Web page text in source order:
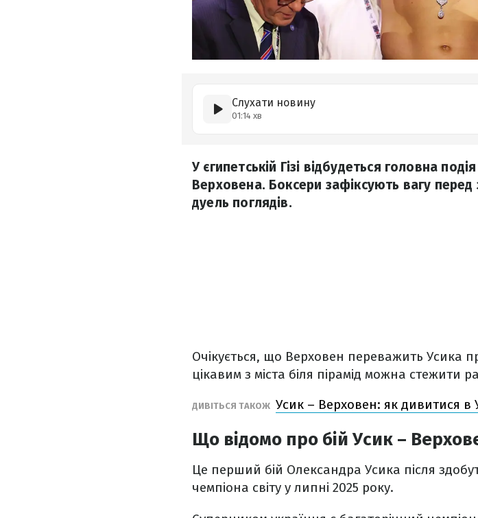
Слухати новину
01:14 хв
У єгипетській Гізі відбудеться головна
Верховена. Боксери зафіксують вагу перед
дуель поглядів.
Очікується, що Верховен переважить Усика
цікавим з міста біля пірамід можна стежити
ДИВІТЬСЯ ТАКОЖ Усик – Верховен: як дивитися в
Що відомо про бій Усик –
Це перший бій Олександра Усика після
чемпіона світу у липні 2025 року.